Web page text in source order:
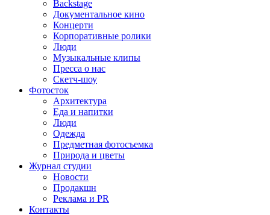
Backstage
Документальное кино
Концерти
Корпоративные ролики
Люди
Музыкальные клипы
Пресса о нас
Скетч-шоу
Фотосток
Архитектура
Еда и напитки
Люди
Одежда
Предметная фотосъемка
Природа и цветы
Журнал студии
Новости
Продакшн
Реклама и PR
Контакты